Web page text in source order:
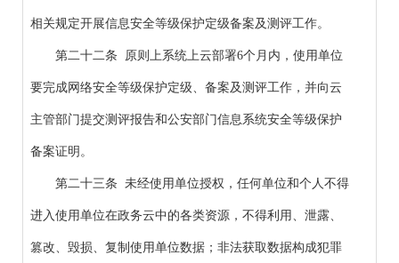
相关规定开展信息安全等级保护定级备案及测评工作。
第二十二条 原则上系统上云部署6个月内，使用单位
要完成网络安全等级保护定级、备案及测评工作，并向云
主管部门提交测评报告和公安部门信息系统安全等级保护
备案证明。
第二十三条 未经使用单位授权，任何单位和个人不得
进入使用单位在政务云中的各类资源，不得利用、泄露、
篡改、毁损、复制使用单位数据；非法获取数据构成犯罪